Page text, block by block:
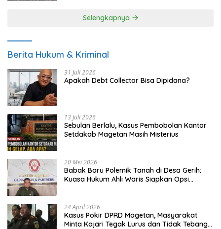
Selengkapnya
Berita Hukum & Kriminal
31 Juli 2026
Apakah Debt Collector Bisa Dipidana?
13 Juli 2026
Sebulan Berlalu, Kasus Pembobolan Kantor
Setdakab Magetan Masih Misterius
20 Mei 2026
Babak Baru Polemik Tanah di Desa Gerih:
Kuasa Hukum Ahli Waris Siapkan Opsi
24 April 2026
Kasus Pokir DPRD Magetan, Masyarakat
Minta Kajari Tegak Lurus dan Tidak Tebang